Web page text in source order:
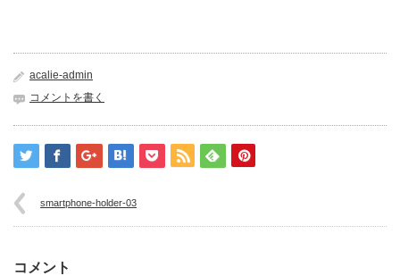
acalie-admin
コメントを書く
smartphone-holder-03
コメント